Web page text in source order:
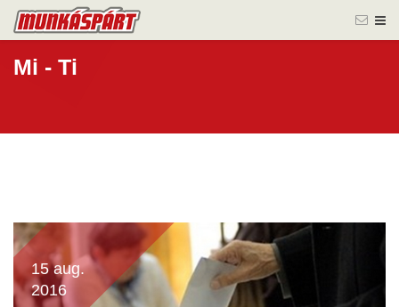
Mi - Ti
15 aug.
2016